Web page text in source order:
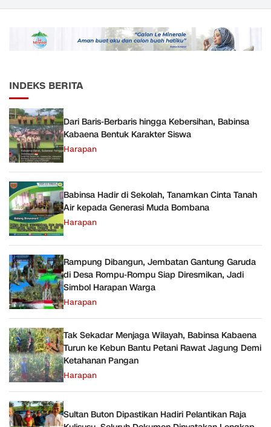
JMD dan JMF
INDEKS BERITA
Dari Baris-Berbaris hingga Kebersihan, Babinsa
Kabaena Bentuk Karakter Siswa
Harapan
Babinsa Hadir di Sekolah, Tanamkan Cinta Tanah
Air kepada Generasi Muda Bombana
Harapan
Rampung Dibangun, Jembatan Gantung Garuda
di Desa Rompu-Rompu Siap Diresmikan, Jadi
Simbol Harapan Warga
Harapan
Tak Sekadar Menjaga Wilayah, Babinsa Kabaena
Turun ke Kebun Bantu Petani Rawat Jagung Demi
Ketahanan Pangan
Harapan
Sultan Buton Dipastikan Hadiri Pelantikan Raja